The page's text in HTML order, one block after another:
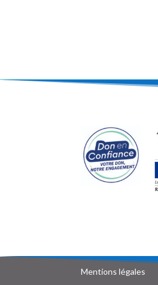
Mentions légales